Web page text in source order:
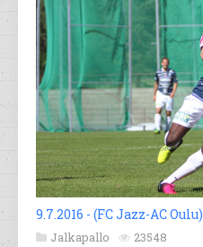
9.7.2016 - (FC Jazz-AC Oulu)
Jalkapallo 23548